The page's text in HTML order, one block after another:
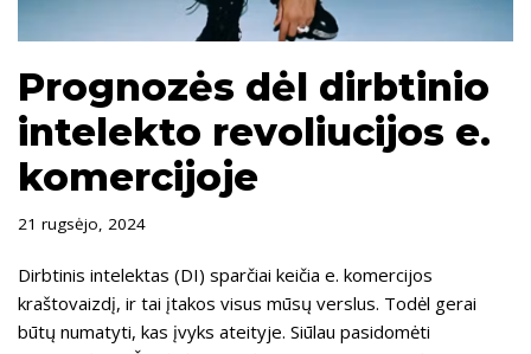
Prognozės dėl dirbtinio
intelekto revoliucijos e.
komercijoje
21 rugsėjo, 2024
Dirbtinis intelektas (DI) sparčiai keičia e. komercijos
kraštovaizdį, ir tai įtakos visus mūsų verslus. Todėl gerai
būtų numatyti, kas įvyks ateityje. Siūlau pasidomėti